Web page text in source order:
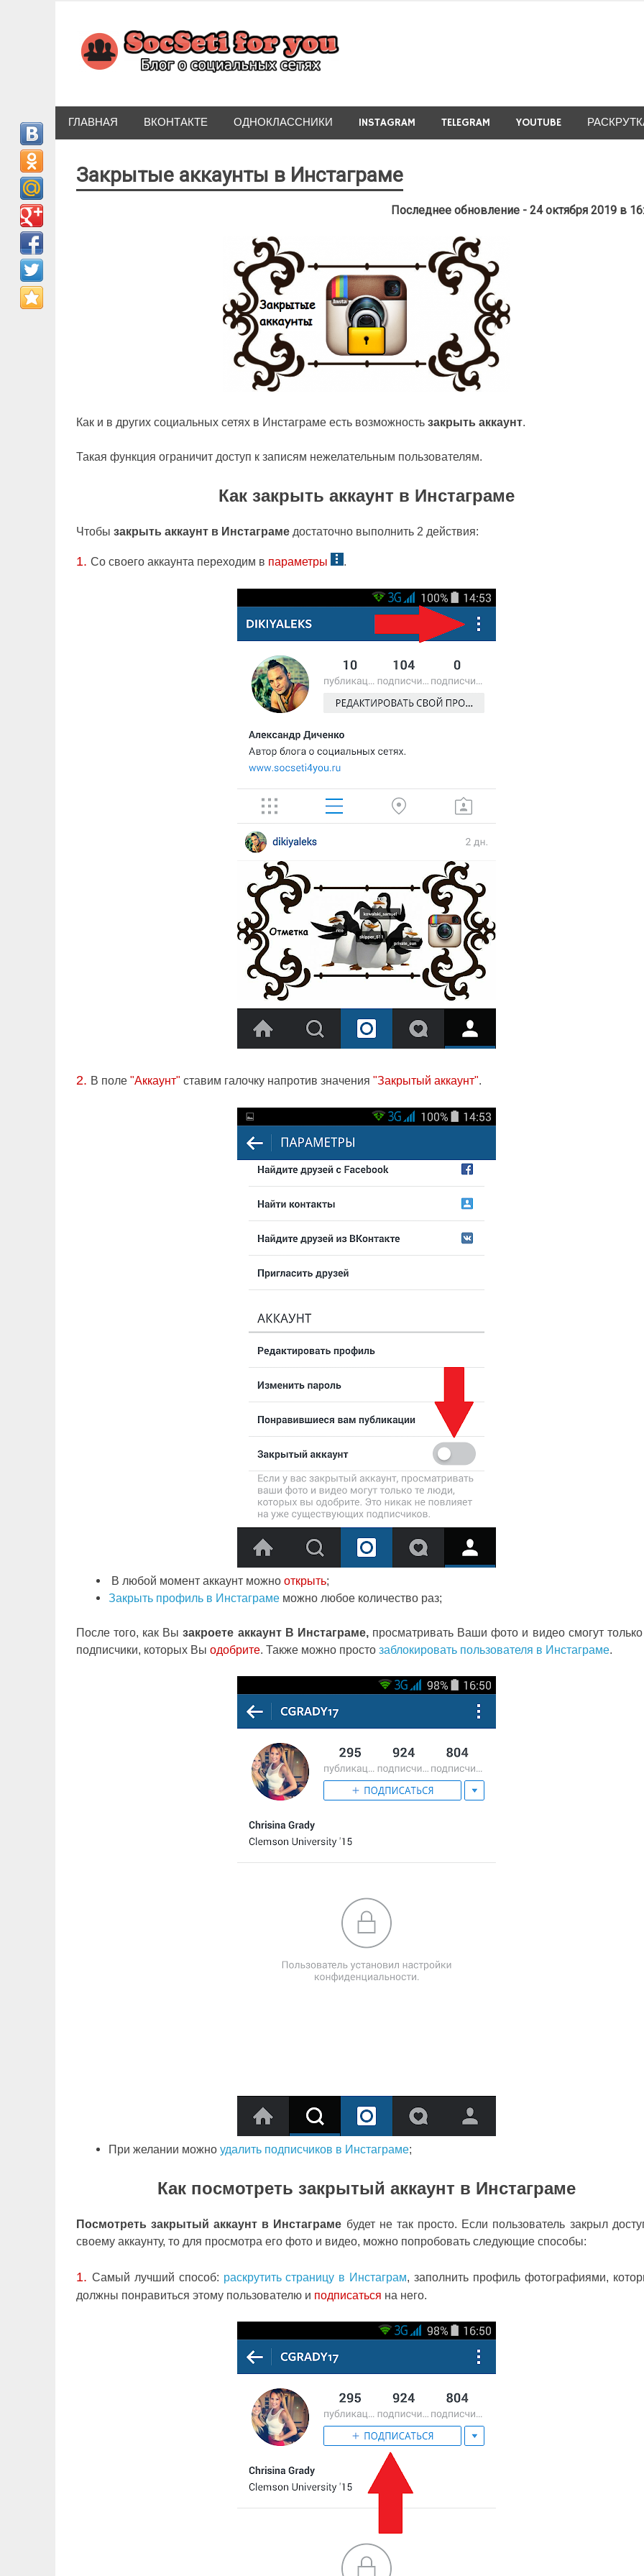
content
ГЛАВНАЯ ВКОНТАКТЕ ОДНОКЛАССНИКИ INSTAGRAM TELEGRAM YOUTUBE
Закрытые аккаунты в Инстаграме
Последнее обновление - 24 октября 2019 в
Как и в других социальных сетях в Инстаграме есть возможностьзакрыть аккаунт.
Такая функция ограничит доступ к записям нежелательным пользователям.
Как закрыть аккаунт в Инстаграме
Чтобы закрыть аккаунт в Инстаграмедостаточно выполнить 2 действия:
1. Со своего аккаунта переходим в параметры .
2. В поле"Аккаунт" ставим галочку напротив значения "Закрытый аккаунт".
В любой момент аккаунт можно открыть;
Закрыть профиль в Инстаграмеможно любое количество раз;
После того, как Вызакроете аккаунт В Инстаграме,просматривать Ваши фото и видео смогут только
подписчики, которых Вы одобрите. Также можно просто заблокировать пользователя в Инстаграме.
При желании можно удалить подписчиков в Инстаграме;
Как посмотреть закрытый аккаунт в Инстаграме
Посмотреть закрытый аккаунт в Инстаграме будет не так просто. Если пользователь закрыл
своему аккаунту, то для просмотра его фото и видео, можно попробовать следующие способы:
1. Самый лучший способ: раскрутить страницу в Инстаграм, заполнить профиль фотографиями,
должны понравиться этому пользователю и подписаться на него.